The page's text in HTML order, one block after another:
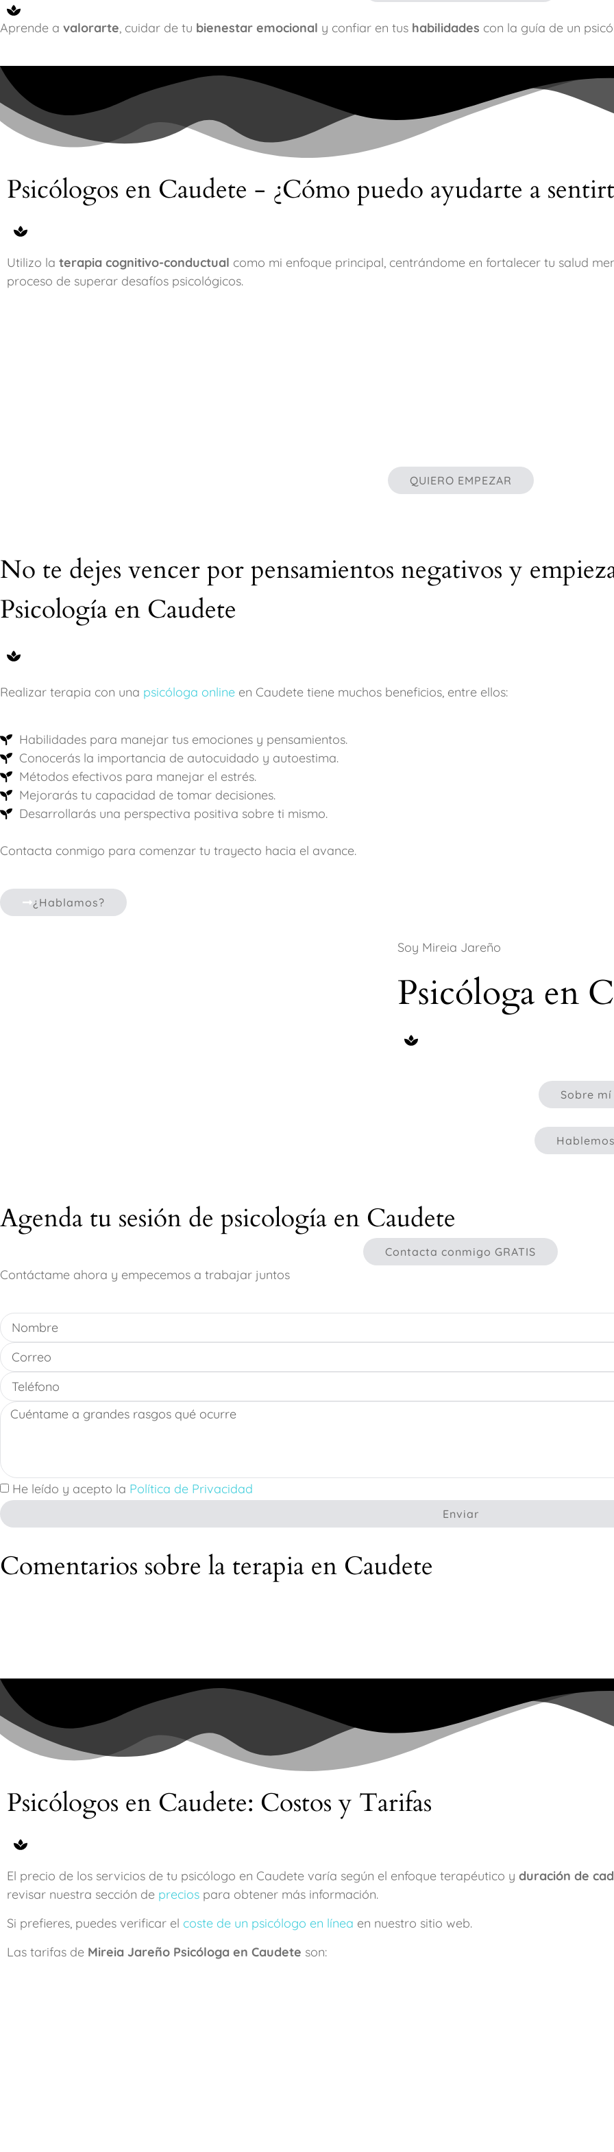
Aprende a valorarte, cuidar de tu bienestar emocional y confiar en tus habilidades con la guía de un
Psicólogos en Caudete - ¿Cómo puedo ayudarte a
Utilizo la terapia cognitivo-conductual como mi enfoque principal, centrándome en fortalecer tu salud
proceso de superar desafíos psicológicos.
QUIERO EMPEZAR
No te dejes vencer por pensamientos negativos y
Psicología en Caudete
Realizar terapia con una psicóloga online en Caudete tiene muchos beneficios, entre ellos:
Habilidades para manejar tus emociones y pensamientos.
Conocerás la importancia de autocuidado y autoestima.
Métodos efectivos para manejar el estrés.
Mejorarás tu capacidad de tomar decisiones.
Desarrollarás una perspectiva positiva sobre ti mismo.
Contacta conmigo para comenzar tu trayecto hacia el avance.
¿Hablamos?
Soy Mireia Jareño
Psicóloga en
Sobre mí
Hablemos
Agenda tu sesión de psicología en Caudete
Contacta conmigo GRATIS
Contáctame ahora y empecemos a trabajar juntos
He leído y acepto la Política de Privacidad
Enviar
Comentarios sobre la terapia en Caudete
Psicólogos en Caudete: Costos y Tarifas
El precio de los servicios de tu psicólogo en Caudete varía según el enfoque terapéutico y duración de
revisar nuestra sección de precios para obtener más información.
Si prefieres, puedes verificar el coste de un psicólogo en línea en nuestro sitio web.
Las tarifas de Mireia Jareño Psicóloga en Caudete son: